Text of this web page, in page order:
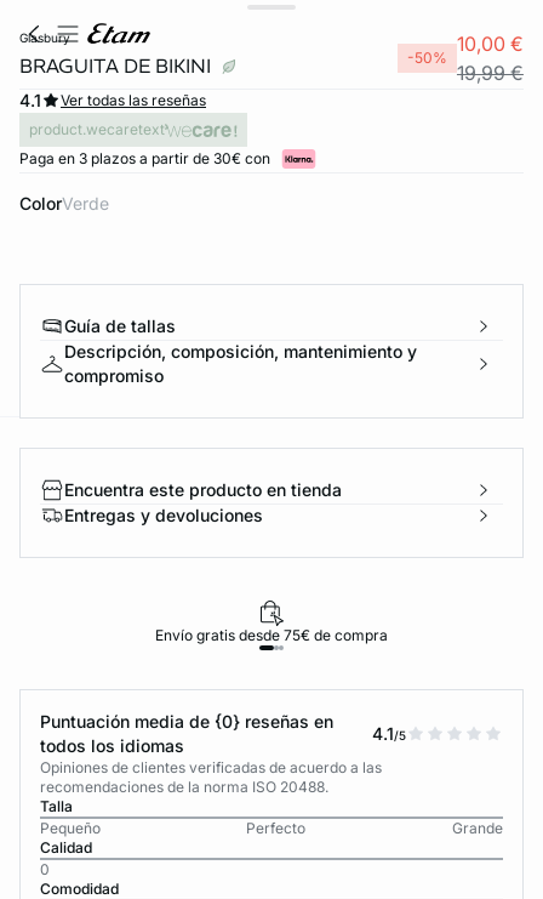
glasbury
BRAGUITA DE BIKINI -50%
10,00 €
19,99 €
4.1
Ver todas las reseñas
product.wecaretext
Paga en 3 plazos a partir de 30€ con
Color verde
Guía de tallas
Descripción, composición, mantenimiento y
compromiso
Encuentra este producto en tienda
Entregas y devoluciones
Envío gratis desde 75€ de compra
Puntuación media de {0} reseñas en
todos los idiomas
4.1/5
Opiniones de clientes verificadas de acuerdo a las
recomendaciones de la norma ISO 20488.
Talla
Pequeño
Perfecto
Grande
Calidad
0
Comodidad